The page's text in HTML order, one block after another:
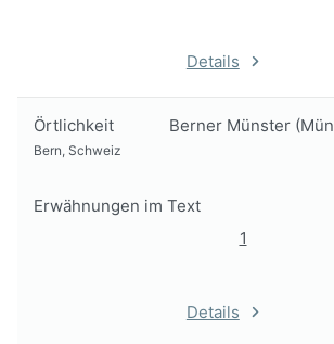
Details
Örtlichkeit Berner Münster
Bern, Schweiz
Erwähnungen im Text
1
Details